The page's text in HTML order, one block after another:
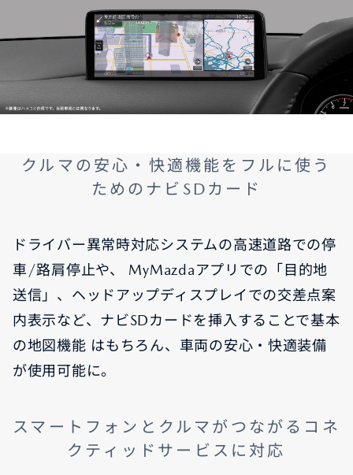
クルマの安心・快適機能をフルに使う
ためのナビSDカード
ドライバー異常時対応システムの高速道路での停
車/路肩停止や、 MyMazdaアプリでの「目的地
送信」、ヘッドアップディスプレイでの交差点案
内表示など、ナビSDカードを挿入することで基本
の地図機能 はもちろん、車両の安心・快適装備
が使用可能に。
スマートフォンとクルマがつながるコネ
クティッドサービスに対応